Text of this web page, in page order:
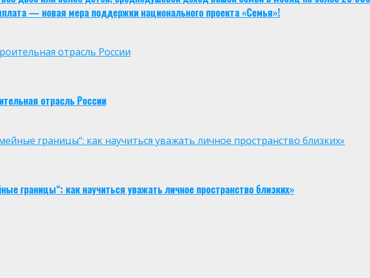
— новая мера поддержки национального проекта «Семья»!
отрасль России
отрасль России
границы“: как научиться уважать личное пространство близких»
границы“: как научиться уважать личное пространство близких»